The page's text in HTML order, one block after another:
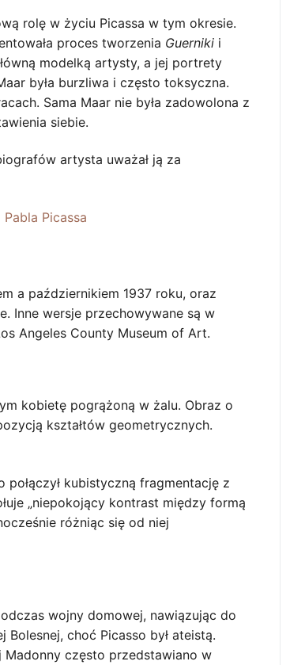
rolę w życiu Picassa w tym okresie.
proces tworzenia Guerniki i
modelką artysty, a jej portrety
była burzliwa i często toksyczna.
Sama Maar nie była zadowolona z
siebie.
artysta uważał ją za
Picassa
a październikiem 1937 roku, oraz
Inne wersje przechowywane są w
Angeles County Museum of Art.
kobietę pogrążoną w żalu. Obraz o
kształtów geometrycznych.
kubistyczną fragmentację z
„niepokojący kontrast między formą
różniąc się od niej
wojny domowej, nawiązując do
choć Picasso był ateistą.
często przedstawiano w